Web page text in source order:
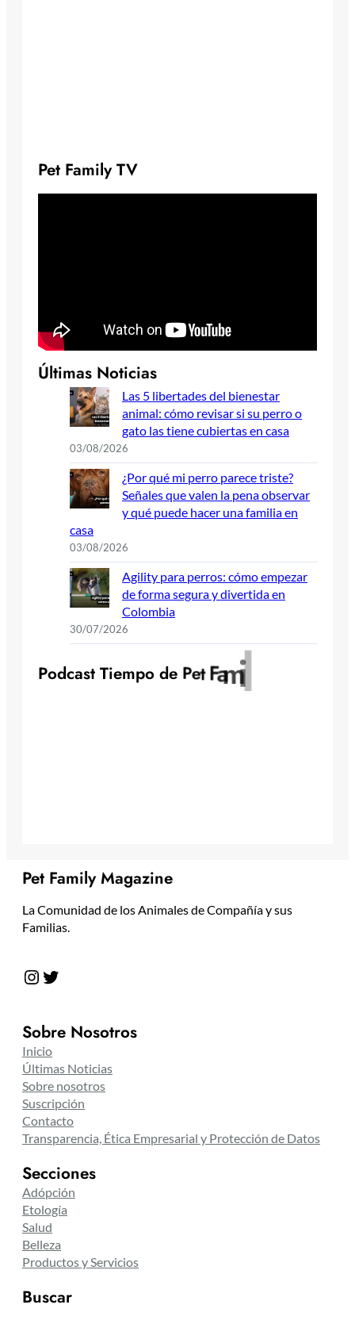
Pet Family TV
Últimas Noticias
Las 5 libertades del bienestar
animal: cómo revisar si su perro o
gato las tiene cubiertas en casa
03/08/2026
¿Por qué mi perro parece triste?
Señales que valen la pena observar
y qué puede hacer una familia en
casa
03/08/2026
Agility para perros: cómo empezar
de forma segura y divertida en
Colombia
30/07/2026
Podcast Tiempo de PetFamil
Pet Family Magazine
La Comunidad de los Animales de Compañía y sus
Familias.
Instagram Twitter
Sobre Nosotros
Inicio
Últimas Noticias
Sobre nosotros
Suscripción
Contacto
Transparencia, Ética Empresarial y Protección de Datos
Secciones
Adópción
Etología
Salud
Belleza
Productos y Servicios
Buscar